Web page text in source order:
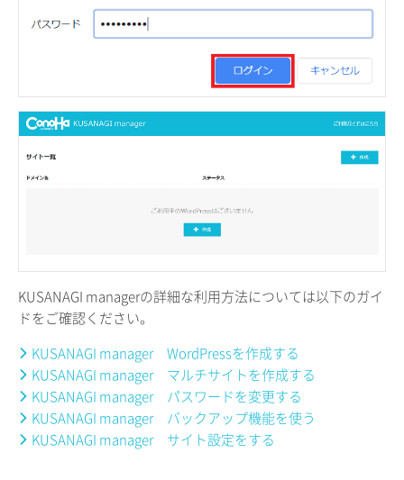
KUSANAGI managerの詳細な利用方法については以下のガイ
ドをご確認ください。
KUSANAGI manager WordPressを作成する
KUSANAGI manager マルチサイトを作成する
KUSANAGI manager パスワードを変更する
KUSANAGI manager バックアップ機能を使う
KUSANAGI manager サイト設定をする